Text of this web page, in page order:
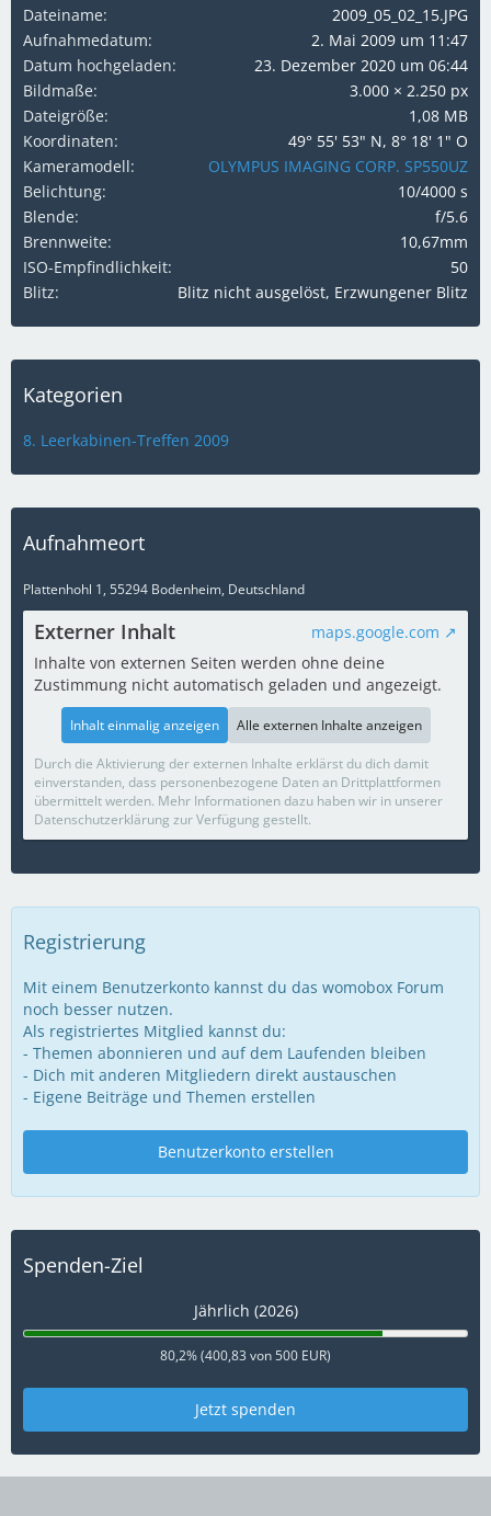
Dateiname
2009_05_02_15.JPG
Aufnahmedatum
2. Mai 2009 um 11:47
Datum hochgeladen
23. Dezember 2020 um 06:44
Bildmaße
3.000 × 2.250 px
Dateigröße
1,08 MB
Koordinaten
49° 55' 53" N, 8° 18' 1" O
Kameramodell
OLYMPUS IMAGING CORP. SP550UZ
Belichtung
10/4000 s
Blende
f/5.6
Brennweite
10,67mm
ISO-Empfindlichkeit
50
Blitz
Blitz nicht ausgelöst, Erzwungener Blitz
Kategorien
8. Leerkabinen-Treffen 2009
Aufnahmeort
Plattenhohl 1, 55294 Bodenheim, Deutschland
Externer Inhalt
maps.google.com
Inhalte von externen Seiten werden ohne deine
Zustimmung nicht automatisch geladen und angezeigt.
Inhalt einmalig anzeigen Alle externen Inhalte anzeigen
Durch die Aktivierung der externen Inhalte erklärst du dich damit
einverstanden, dass personenbezogene Daten an Drittplattformen
übermittelt werden. Mehr Informationen dazu haben wir in unserer
Datenschutzerklärung zur Verfügung gestellt.
Registrierung
Mit einem Benutzerkonto kannst du das womobox Forum
noch besser nutzen.
Als registriertes Mitglied kannst du:
- Themen abonnieren und auf dem Laufenden bleiben
- Dich mit anderen Mitgliedern direkt austauschen
- Eigene Beiträge und Themen erstellen
Benutzerkonto erstellen
Spenden-Ziel
Jährlich (2026)
80,2% (400,83 von 500 EUR)
Jetzt spenden